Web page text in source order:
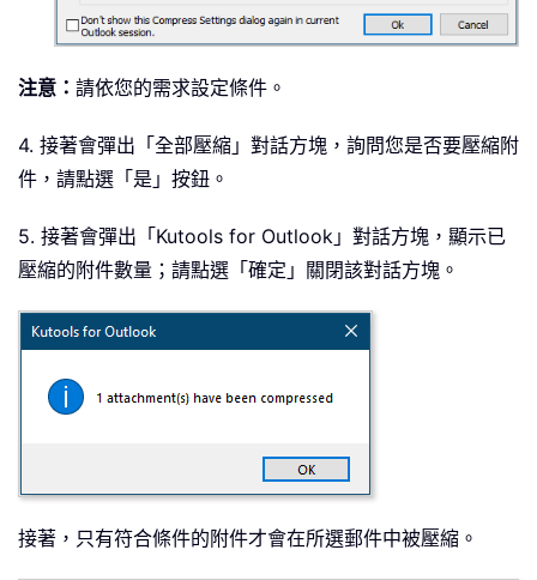
注意： 請依您的需求設定條件。
4. 接著會彈出「全部壓縮」對話方塊，詢問您是否要壓縮附
件，請點選「是」按鈕。
5. 接著會彈出「Kutools for Outlook」對話方塊，顯示已
壓縮的附件數量；請點選「確定」關閉該對話方塊。
接著，只有符合條件的附件才會在所選郵件中被壓縮。